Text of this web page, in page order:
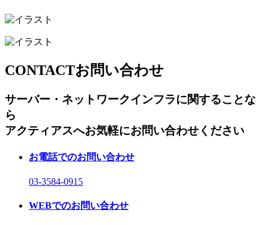
CONTACTお問い合わせ
サーバー・ネットワークインフラに関することな
ら
アクティアスへお気軽にお問い合わせください
お電話でのお問い合わせ
03-3584-0915
WEBでのお問い合わせ